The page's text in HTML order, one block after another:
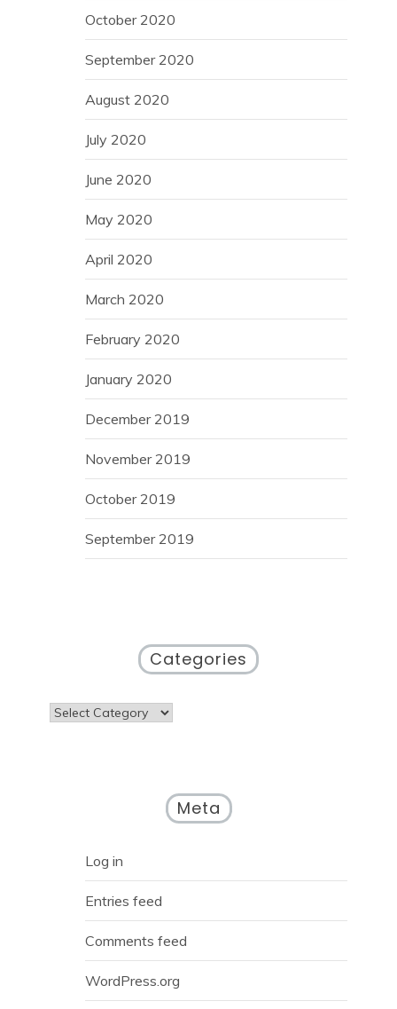
October 2020
September 2020
August 2020
July 2020
June 2020
May 2020
April 2020
March 2020
February 2020
January 2020
December 2019
November 2019
October 2019
September 2019
Categories
Categories
Meta
Log in
Entries feed
Comments feed
WordPress.org